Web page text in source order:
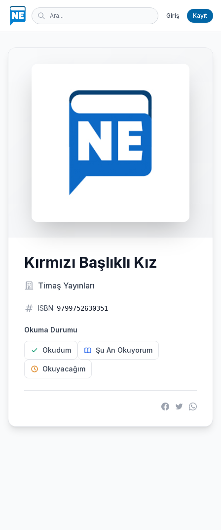
Giriş Kayıt
Kırmızı Başlıklı Kız
Timaş Yayınları
ISBN: 9799752630351
Okuma Durumu
Okudum Şu An Okuyorum
Okuyacağım